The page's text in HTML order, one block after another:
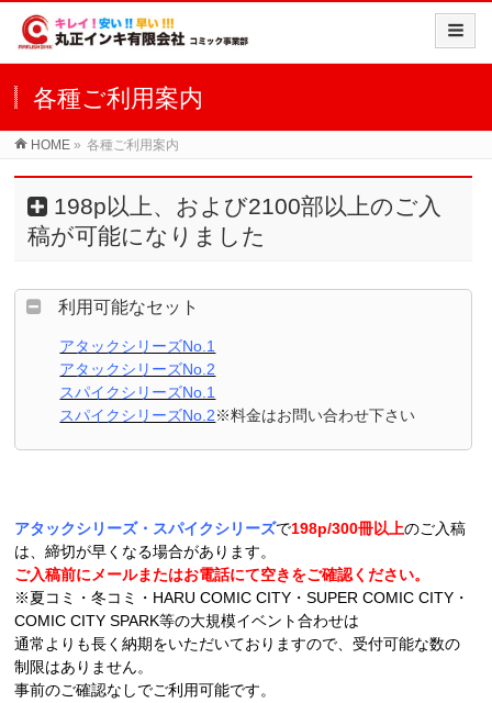
各種ご利用案内
HOME » 各種ご利用案内
198p以上、および2100部以上のご入
稿が可能になりました
利用可能なセット
アタックシリーズNo.1
アタックシリーズNo.2
スパイクシリーズNo.1
スパイクシリーズNo.2※料金はお問い合わせ下さい
アタックシリーズ・スパイクシリーズで198p/300冊以上のご入稿
は、締切が早くなる場合があります。
ご入稿前にメールまたはお電話にて空きをご確認ください。
※夏コミ・冬コミ・HARU COMIC CITY・SUPER COMIC CITY・
COMIC CITY SPARK等の大規模イベント合わせは
通常よりも長く納期をいただいておりますので、受付可能な数の
制限はありません。
事前のご確認なしでご利用可能です。